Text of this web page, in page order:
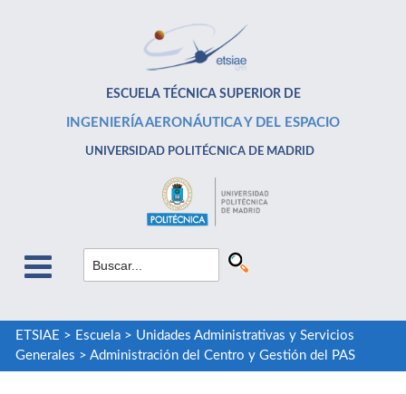
ESCUELA TÉCNICA SUPERIOR DE
INGENIERÍA AERONÁUTICA Y DEL ESPACIO
UNIVERSIDAD POLITÉCNICA DE MADRID
ETSIAE > Escuela> Unidades Administrativas y Servicios
Generales > Administración del Centro y Gestión del PAS